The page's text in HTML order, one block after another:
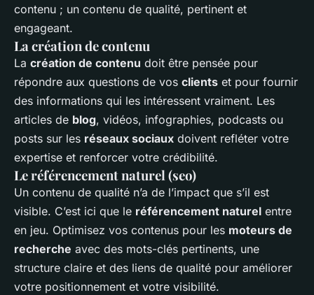
contenu ; un contenu de qualité, pertinent et
engageant.
La création de contenu
La création de contenu doit être pensée pour
répondre aux questions de vos clients et pour fournir
des informations qui les intéressent vraiment. Les
articles de blog, vidéos, infographies, podcasts ou
posts sur les réseaux sociaux doivent refléter votre
expertise et renforcer votre crédibilité.
Le référencement naturel (seo)
Un contenu de qualité n’a de l’impact que s’il est
visible. C’est ici que le référencement naturel entre
en jeu. Optimisez vos contenus pour les moteurs de
recherche avec des mots-clés pertinents, une
structure claire et des liens de qualité pour améliorer
votre positionnement et votre visibilité.